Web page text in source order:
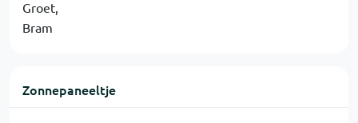
Groet,
Bram
Zonnepaneeltje